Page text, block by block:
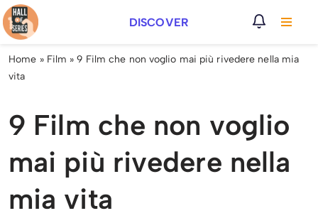
Vai
al
contenuto
DISCOVER
Home » Film »9 Film che non voglio mai più rivedere nella mia
vita
9 Film che non voglio
mai più rivedere nella
mia vita